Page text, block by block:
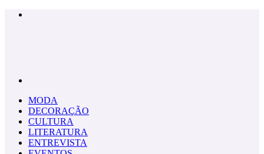
MODA
DECORAÇÃO
CULTURA
LITERATURA
ENTREVISTA